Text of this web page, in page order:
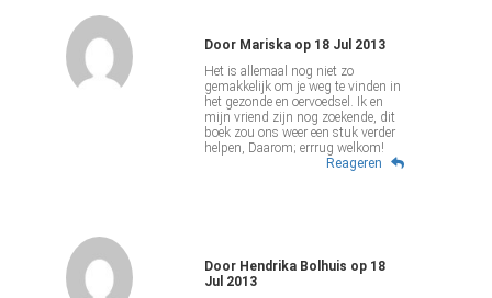
DoorMariskaop 18 Jul 2013
Het is allemaal nog niet zo
gemakkelijk om je weg te vinden in
het gezonde en oervoedsel. Ik en
mijn vriend zijn nog zoekende, dit
boek zou ons weer een stuk verder
helpen, Daarom; errrug welkom!
Reageren
DoorHendrika Bolhuis op 18
Jul 2013